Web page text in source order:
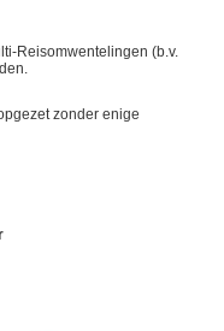
Reisomwentelingen (b.v.
zonder enige